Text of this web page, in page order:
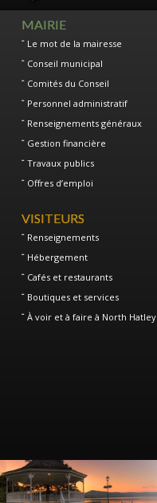
MAIRIE
Le mot de la mairesse
Conseil municipal
Comités du Conseil
Personnel administratif
Renseignements généraux
Gestion financière
Travaux publics
Offres d’emploi
VISITEURS
Renseignements
Hébergement
Cafés et restaurants
Boutiques et services
À voir et à faire à North Hatley